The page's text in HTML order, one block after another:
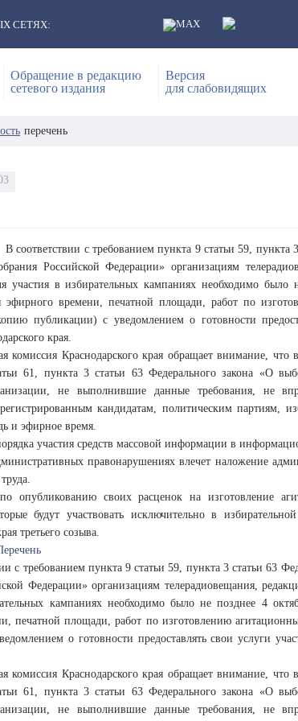
СЕТЯХ:
Обращение в редакцию
сетевого издания
Версия
для слабовидящих
перечень
В соответствии с требованием пункта 9 статьи 59,
Российской Федерации» организациям
участия в избирательных кампаниях необходимо
эфирного времени, печатной площади, работ по
публикации) с уведомлением о готовности
края.
комиссия Краснодарского края обращает внимание,
61, пункта 3 статьи 63 Федерального закона «О
не выполнившие данные требования, не
кандидатам, политическим партиям,
и эфирное время.
участия средств массовой информации в
правонарушениях влечет наложение
опубликованию своих расценок на изготовление
будут участвовать исключительно в
третьего созыва.
с требованием пункта 9 статьи 59, пункта 3 статьи 63
Федерации» организациям телерадиовещания,
кампаниях необходимо было не позднее 4
печатной площади, работ по изготовлению
о готовности предоставлять свои услуги
комиссия Краснодарского края обращает внимание,
61, пункта 3 статьи 63 Федерального закона «О
не выполнившие данные требования, не